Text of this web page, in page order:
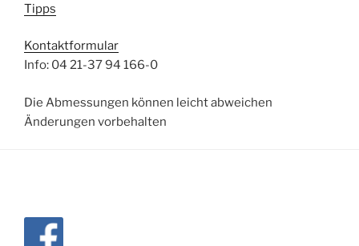
Tipps
Kontaktformular
Info: 04 21-37 94 166-0
Die Abmessungen können leicht abweichen
Änderungen vorbehalten